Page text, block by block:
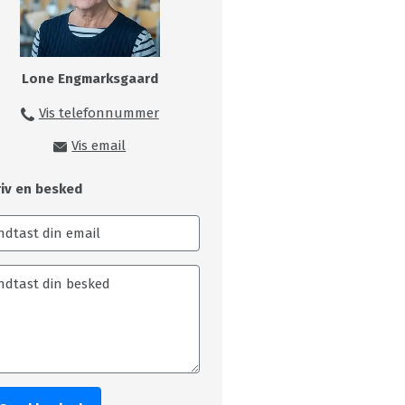
Lone Engmarksgaard
Vis telefonnummer
Vis email
loe@skivecollege.dk
en besked